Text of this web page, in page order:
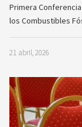
Primera
los Combustibles
21 abril, 2026